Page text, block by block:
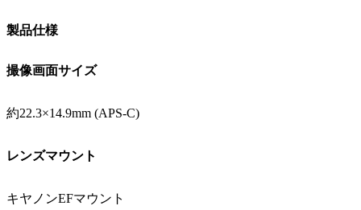
製品仕様
撮像画面サイズ
約22.3×14.9mm (APS-C)
レンズマウント
キヤノンEFマウント